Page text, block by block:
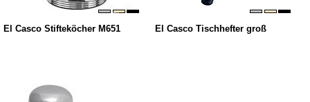
El Casco Stifteköcher M651 El Casco Tischhefter groß